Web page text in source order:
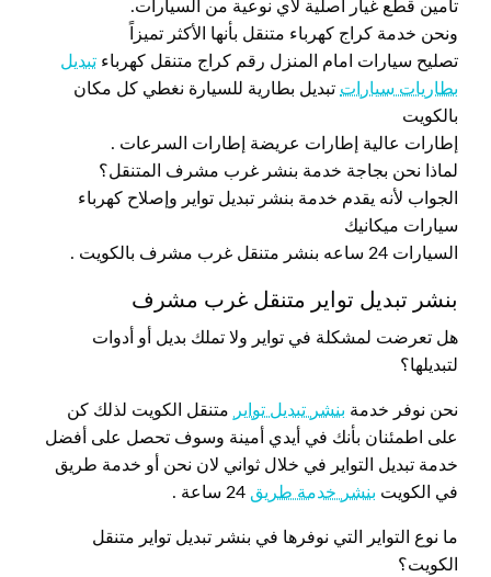
تأمين قطع غيار أصلية لأي نوعية من السيارات.
ونحن خدمة كراج كهرباء متنقل بأنها الأكثر تميزاً
تصليح سيارات امام المنزل رقم كراج متنقل كهرباء تبديل
بطاريات سيارات تبديل بطارية للسيارة نغطي كل مكان
بالكويت
إطارات عالية إطارات عريضة إطارات السرعات .
لماذا نحن بجاجة خدمة بنشر غرب مشرف المتنقل؟
الجواب لأنه يقدم خدمة بنشر تبديل تواير وإصلاح كهرباء
سيارات ميكانيك
السيارات 24 ساعه بنشر متنقل غرب مشرف بالكويت .
بنشر تبديل تواير متنقل غرب مشرف
هل تعرضت لمشكلة في تواير ولا تملك بديل أو أدوات
لتبديلها؟
نحن نوفر خدمة بنشر تبديل تواير
متنقل الكويت لذلك كن
على اطمئنان بأنك في أيدي أمينة وسوف تحصل على أفضل
خدمة تبديل التواير في خلال ثواني لان نحن أو خدمة طريق
في الكويت بنشر خدمة طريق
ما نوع التواير التي نوفرها في بنشر تبديل تواير متنقل
الكويت؟